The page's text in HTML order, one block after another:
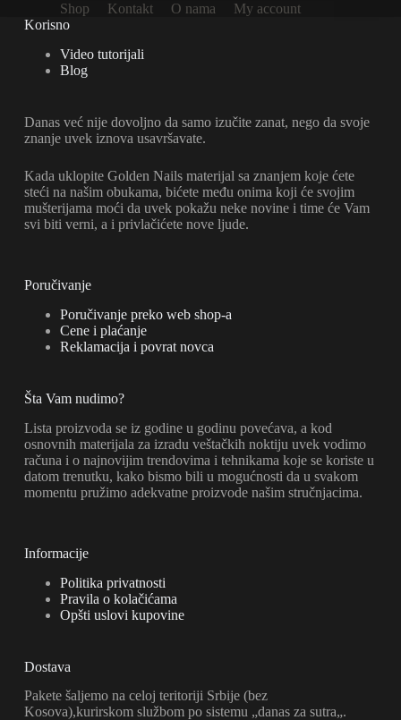
Shop Kontakt O nama
My account
Korisno
Video tutorijali
Blog
Danas već nije dovoljno da samo izučite zanat, nego da svoje
znanje uvek iznova usavršavate.
Kada uklopite Golden Nails materijal sa znanjem koje ćete
steći na našim obukama, bićete među onima koji će svojim
mušterijama moći da uvek pokažu neke novine i time će Vam
svi biti verni, a i privlačićete nove ljude.
Poručivanje
Poručivanje preko web shop-a
Cene i plaćanje
Reklamacija i povrat novca
Šta Vam nudimo?
Lista proizvoda se iz godine u godinu povećava, a kod
osnovnih materijala za izradu veštačkih noktiju uvek vodimo
računa i o najnovijim trendovima i tehnikama koje se koriste u
datom trenutku, kako bismo bili u mogućnosti da u svakom
momentu pružimo adekvatne proizvode našim stručnjacima.
Informacije
Politika privatnosti
Pravila o kolačićama
Opšti uslovi kupovine
Dostava
Pakete šaljemo na celoj teritoriji Srbije (bez
Kosova),kurirskom službom po sistemu „danas za sutra„.